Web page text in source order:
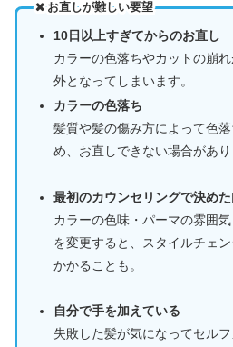
お直しが難しい要望
10日以上すぎてからのお直し
カラーの色落ちやカットの崩
外となってしまいます。
カラーの色落ち
髪質や髪の傷み方によって色
め、お直しできない場合があり
最初のカウンセリングで決め
カラーの色味・パーマの雰囲
を変更すると、スタイルチェ
かかることも。
自分で手を加えている
失敗した髪が気になってセル